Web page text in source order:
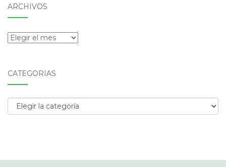
ARCHIVOS
Archivos
CATEGORÍAS
Categorías